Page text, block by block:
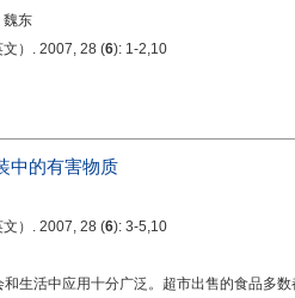
魏东
）. 2007, 28 (6): 1-2,10
中的有害物质
）. 2007, 28 (6): 3-5,10
和生活中应用十分广泛。超市出售的食品多